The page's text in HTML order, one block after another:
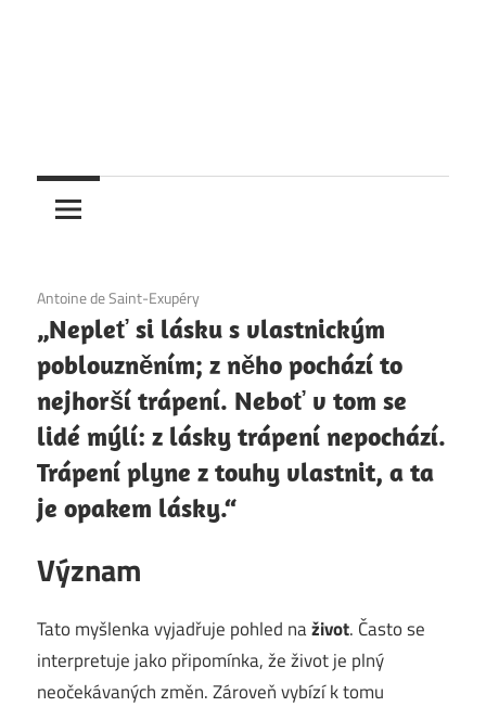
4. 12. 2020
Antoine de Saint-Exupéry
„Nepleť si lásku s vlastnickým
poblouzněním; z něho pochází to
nejhorší trápení. Neboť v tom se
lidé mýlí: z lásky trápení nepochází.
Trápení plyne z touhy vlastnit, a ta
je opakem lásky.“
Význam
Tato myšlenka vyjadřuje pohled naživot. Často se
interpretuje jako připomínka, že život je plný
neočekávaných změn. Zároveň vybízí k tomu